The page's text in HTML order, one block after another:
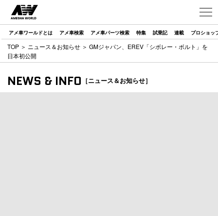
アメ車ワールドとは アメ車検索 アメ車パーツ検索 特集 試乗記 連載 プロショッ
TOP ＞ ニュース＆お知らせ ＞ GMジャパン、EREV「シボレー・ボルト」を
日本初公開
NEWS & INFO ［ニュース＆お知らせ］